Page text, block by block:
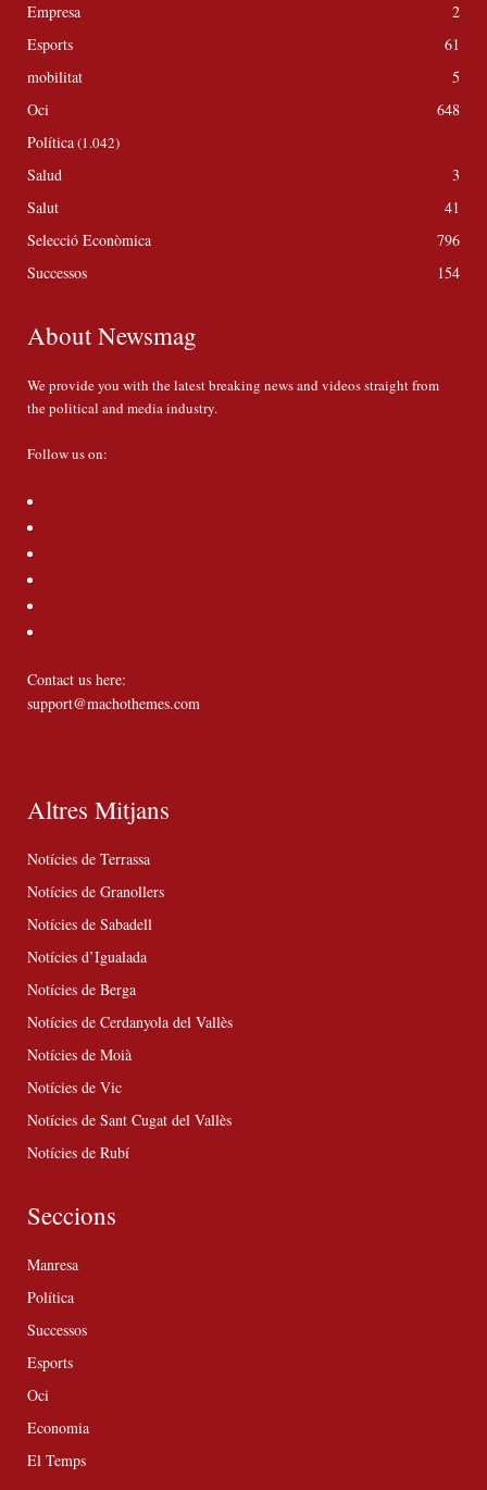
Empresa
2
Esports
61
mobilitat
5
Oci
648
Política(1.042)
Salud
3
Salut
41
Selecció Econòmica
796
Successos
154
About Newsmag
We provide you with the latest breaking news and videos straight from
the political and media industry.
Follow us on:
Contact us here:
support@machothemes.com
Altres Mitjans
Notícies de Terrassa
Notícies de Granollers
Notícies de Sabadell
Notícies d’Igualada
Notícies de Berga
Notícies de Cerdanyola del Vallès
Notícies de Moià
Notícies de Vic
Notícies de Sant Cugat del Vallès
Notícies de Rubí
Seccions
Manresa
Política
Successos
Esports
Oci
Economia
El Temps